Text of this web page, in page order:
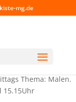
mg.de
Thema: Malen.
15.15Uhr